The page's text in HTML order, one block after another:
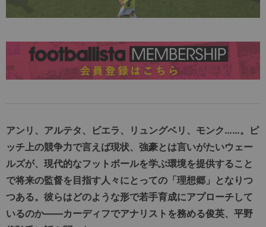
アンリ、アルテタ、ビエラ、リュングベリ、モンク……。ピ
ッチ上の競争力で言えば現状、強豪とは言いがたいウェー
ルズが、現代的なフットボールを学ぶ環境を提供すること
で将来の監督を目指す人々にとっての「理想郷」となりつ
つある。彼らはどのような形で若手育成にアプローチして
いるのか――カーディフでアナリストを務める俊英、平野